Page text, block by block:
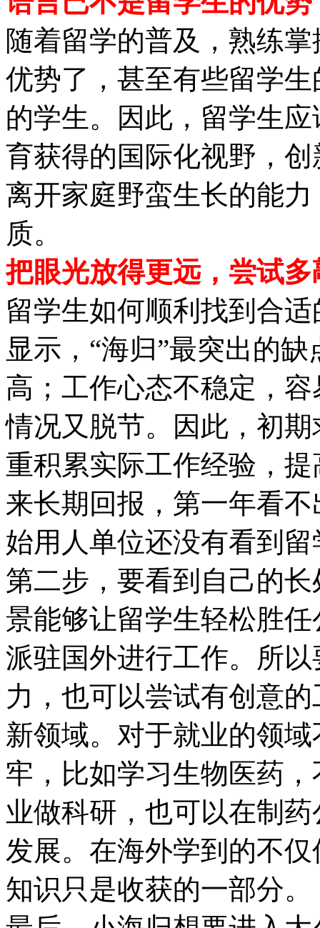
随着留学的普及，熟练
优势了，甚至有些留学
的学生。因此，留学生
育获得的国际化视野，
离开家庭野蛮生长的能
质。
把眼光放得更远，尝试
留学生如何顺利找到合
显示，“海归”最突出的
高；工作心态不稳定，
情况又脱节。因此，初
重积累实际工作经验，
来长期回报，第一年看
始用人单位还没有看到
第二步，要看到自己的
景能够让留学生轻松胜
派驻国外进行工作。所
力，也可以尝试有创意
新领域。对于就业的领
牢，比如学习生物医药
业做科研，也可以在制
发展。在海外学到的不
知识只是收获的一部分。